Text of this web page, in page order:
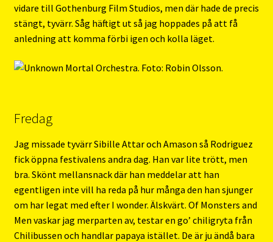
vidare till Gothenburg Film Studios, men där hade de precis
stängt, tyvärr. Såg häftigt ut så jag hoppades på att få
anledning att komma förbi igen och kolla läget.
Fredag
Jag missade tyvärr Sibille Attar och Amason så Rodriguez
fick öppna festivalens andra dag. Han var lite trött, men
bra. Skönt mellansnack där han meddelar att han
egentligen inte vill ha reda på hur många den han sjunger
om har legat med efter I wonder. Älskvärt. Of Monsters and
Men vaskar jag merparten av, testar en go’ chiligryta från
Chilibussen och handlar papaya istället. De är ju ändå bara